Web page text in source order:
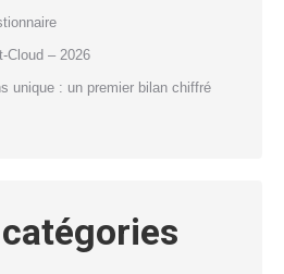
Cloud – 2026
unique : un premier bilan chiffré